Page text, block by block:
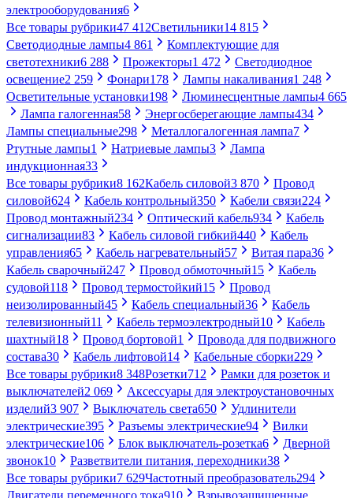
электрооборудования6
Все товары рубрики47 412Светильники14 815
Светодиодные лампы4 861
Комплектующие для
светотехники6 288 Прожекторы1 472
Светодиодное
освещение2 259 Фонари178 Лампы накаливания1 248
Осветительные установки198 Люминесцентные лампы4 665
Лампа галогенная58 Энергосберегающие лампы434
Лампы специальные298 Металлогалогенная лампа7
Ртутные лампы1 Натриевые лампы3
Лампа
индукционная33
Все товары рубрики8 162Кабель силовой3 870
Провод
силовой624 Кабель контрольный350 Кабели связи224
Провод монтажный234 Оптический кабель934
Кабель
сигнализации83 Кабель силовой гибкий440
Кабель
управления65 Кабель нагревательный57 Витая пара36
Кабель сварочный247 Провод обмоточный15
Кабель
судовой118 Провод термостойкий15
Провод
неизолированный45 Кабель специальный36
Кабель
телевизионный11 Кабель термоэлектродный10
Кабель
шахтный18 Провод бортовой1
Провода для подвижного
состава30 Кабель лифтовой14 Кабельные сборки229
Все товары рубрики8 348Розетки712
Рамки для розеток и
выключателей2 069
Аксессуары для электроустановочных
изделий3 907 Выключатель света650
Удлинители
электрические395 Разъемы электрические94
Вилки
электрические106 Блок выключатель-розетка6
Дверной
звонок10 Разветвители питания, переходники38
Все товары рубрики7 629Частотный преобразователь294
Двигатели переменного тока910
Взрывозащищенные